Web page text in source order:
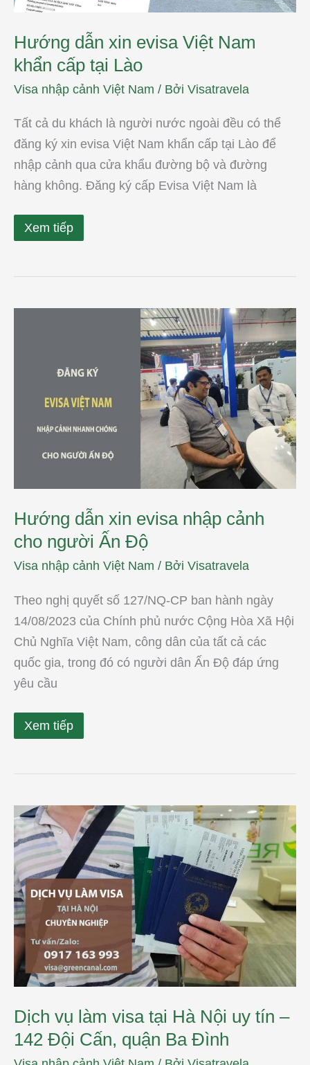
Hướng dẫn xin evisa Việt Nam
khẩn cấp tại Lào
Visa nhập cảnh Việt Nam / Bởi Visatravela
Tất cả du khách là người nước ngoài đều có thể
đăng ký xin evisa Việt Nam khẩn cấp tại Lào để
nhập cảnh qua cửa khẩu đường bộ và đường
hàng không. Đăng ký cấp Evisa Việt Nam là
Xem tiếp
Hướng dẫn xin evisa nhập cảnh
cho người Ấn Độ
Visa nhập cảnh Việt Nam / Bởi Visatravela
Theo nghị quyết số 127/NQ-CP ban hành ngày
14/08/2023 của Chính phủ nước Cộng Hòa Xã Hội
Chủ Nghĩa Việt Nam, công dân của tất cả các
quốc gia, trong đó có người dân Ấn Độ đáp ứng
yêu cầu
người
Độ
Xem tiếp
Dịch vụ làm visa tại Hà Nội uy tín –
142 Đội Cấn, quận Ba Đình
Dịch
vụ
làm
visa
tại
Hà
Nội
uy
tín
–
142
Đội
Cấn,
quận
Ba